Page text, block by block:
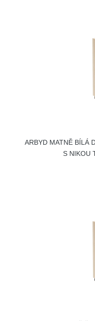
ARBYD MATNĚ BÍLÁ
S NIKOU